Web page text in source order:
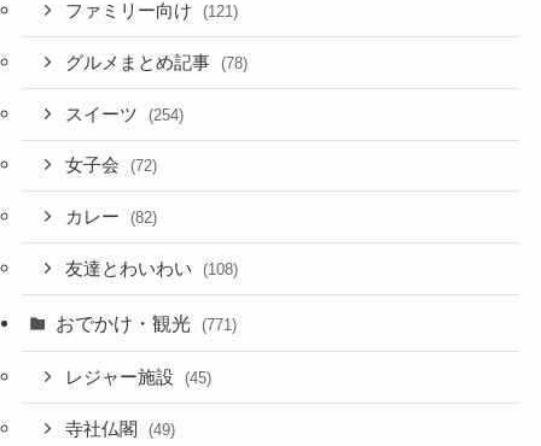
ファミリー向け (121)
グルメまとめ記事 (78)
スイーツ (254)
女子会 (72)
カレー (82)
友達とわいわい (108)
おでかけ・観光 (771)
レジャー施設 (45)
寺社仏閣 (49)